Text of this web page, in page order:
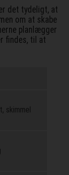
det tydeligt, at
om at skabe
planlægger
findes, til at
skimmel